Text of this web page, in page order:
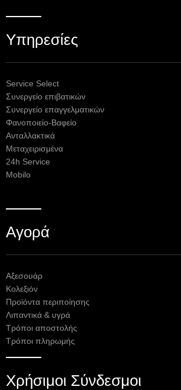
Υπηρεσίες
Service Select
Συνεργείο επιβατικών
Συνεργείο επαγγελματικών
Φανοποιείο-Βαφείο
Ανταλλακτικά
Μεταχειρισμένα
24h Service
Mobilo
Αγορά
Αξεσουάρ
Κολεξιόν
Προϊόντα περιποίησης
Λιπαντικά & υγρά
Τρόποι αποστολής
Τρόποι πληρωμής
Χρήσιμοι Σύνδεσμοι